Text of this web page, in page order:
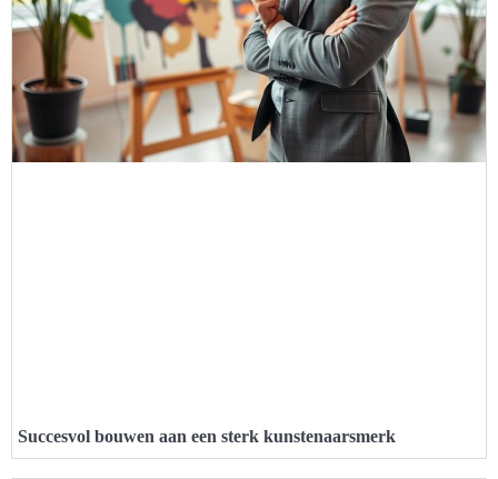
Succesvol bouwen aan een sterk kunstenaarsmerk